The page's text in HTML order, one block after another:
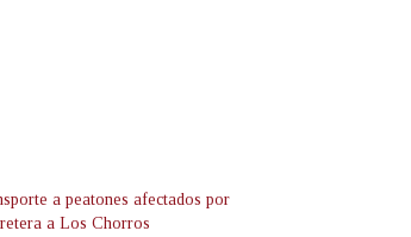
a peatones afectados por
a Los Chorros